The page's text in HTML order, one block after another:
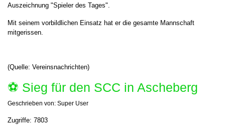
Auszeichnung "Spieler des Tages".
Mit seinem vorbildlichen Einsatz hat er die gesamte Mannschaft
mitgerissen.
(Quelle: Vereinsnachrichten)
⚽️ Sieg für den SCC in Ascheberg
Geschrieben von: Super User
Zugriffe: 7803